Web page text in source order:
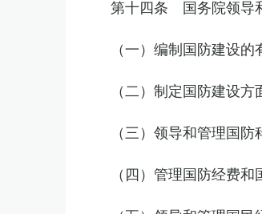
第十四条 国务院领导
（一）编制国防建设
（二）制定国防建设
（三）领导和管理国防
（四）管理国防经费和